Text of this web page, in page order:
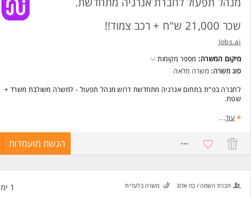
שכר 21,000 ש"ח + רכב צמוד!!
Jobs.ai
מיקום המשרה: מספר מקומות
סוג משרה: משרה מלאה
לחברה בפ"ת בתחום אנרגיה מתחדשת דרוש מנהל תפעול - למשרה משולבת משרד +
שטח.
אחראי תפעול וניהול וליווי פרוייקטים בתחום התקנות סולאריות - משלב התכנון ועד
ניסיון חובה כמנהל תפעול בתחום אנרגיה מתחדשת בלבד - חובה חובה!!
רישיון נהיגה חובה + מכוונות למשרה משולבת משרד ושטח.
ניסיון חובה בניהול צוותי עובדים + ניהול מנהלים.
עוד...
הגשת מועמדות
חברת השמה / כח אדם משרה בלעדית 1 ימים